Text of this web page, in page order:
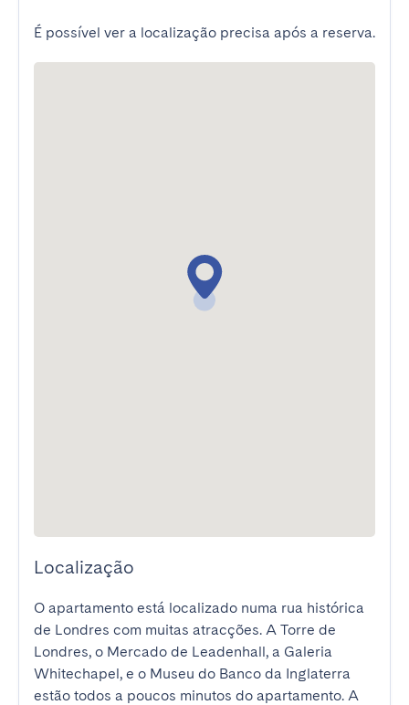
É possível ver a localização precisa após a reserva.
Localização
O apartamento está localizado numa rua histórica
de Londres com muitas atracções. A Torre de
Londres, o Mercado de Leadenhall, a Galeria
Whitechapel, e o Museu do Banco da Inglaterra
estão todos a poucos minutos do apartamento. A